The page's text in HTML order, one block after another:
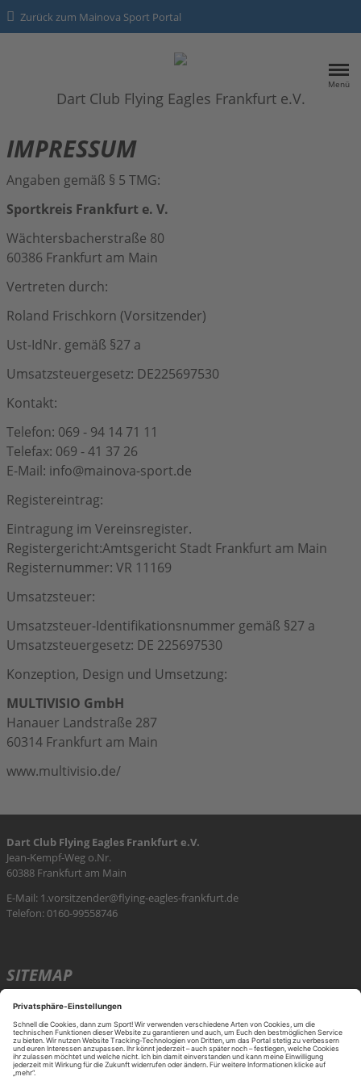
Zurück zum Mainova Sport Portal
Menü
Dart Club Flying Eagles Frankfurt e.V.
HOME
ÜBER UNS
SPORTANGEBOTE
Kontakt
Datenschutz
IMPRESSUM
Angaben gemäß § 5 TMG:
Sportkreis Frankfurt e. V.
Wächtersbacherstraße 80
60386 Frankfurt am Main
Vertreten durch:
Roland Frischkorn (Vorsitzender)
Ust-IdNr. gemäß §27 a
Umsatzsteuergesetz: DE225697530
Kontakt:
Telefon: 069 - 94 14 71 11
Telefax: 069 - 41 37 26
E-Mail: info@mainova-sport.de
Registereintrag:
Eintragung im Vereinsregister.
Registergericht:Amtsgericht Stadt Frankfurt am Main
Registernummer: VR 11169
Umsatzsteuer:
Umsatzsteuer-Identifikationsnummer gemäß §27 a
Umsatzsteuergesetz: DE 225697530
Konzeption, Design und Umsetzung:
MULTIVISIO GmbH
Hanauer Landstraße 287
60314 Frankfurt am Main
www.multivisio.de/
Dart Club Flying Eagles Frankfurt e.V.
Jean-Kempf-Weg o.Nr.
60388 Frankfurt am Main
E-Mail: 1.vorsitzender@flying-eagles-frankfurt.de
Telefon: 0160-99558746
SITEMAP
Über uns
Kontakt
KONTAKT